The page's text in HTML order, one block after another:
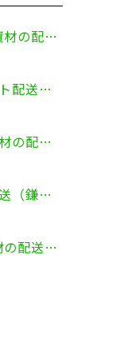
2026年8月5日撮影用資材の配送（鎌倉市⇒港区）
2026年7月20日スポット配送（横浜市金沢区⇒愛知県豊川市）
2026年7月15日建設資材の配送（横浜市金沢区⇒横須賀市）
2026年7月10日定期配送（鎌倉市⇔大田区）
2026年7月9日電機部材の配送（横浜市戸塚区⇒品川区）